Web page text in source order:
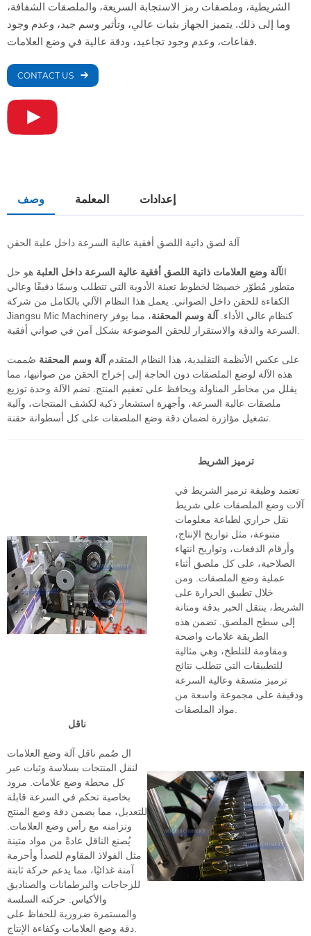
الشريطية، وملصقات رمز الاستجابة السريعة، والملصقات الشفافة،
وما إلى ذلك. يتميز الجهاز بثبات عالي، وتأثير وسم جيد، وعدم وجود
فقاعات، وعدم وجود تجاعيد، ودقة عالية في وضع العلامات.
CONTACT US
وصف المعلمة إعدادات
آلة لصق ذاتية اللصق أفقية عالية السرعة داخل علبة الحقن
الآلة وضع العلامات ذاتية اللصق أفقية عالية السرعة داخل العلبة هو حل
متطور مُطوّر خصيصًا لخطوط تعبئة الأدوية التي تتطلب وسمًا دقيقًا وعالي
الكفاءة للحقن داخل الصواني. يعمل هذا النظام الآلي بالكامل من شركة
Jiangsu Mic Machinery كنظام عالي الأداء.
آلة وسم المحقنة، مما يوفر
على عكس الأنظمة التقليدية، هذا النظام المتقدم آلة وسم المحقنة صُممت
هذه الآلة لوضع الملصقات دون الحاجة إلى إخراج الحقن من صوانيها، مما
يقلل من مخاطر المناولة ويحافظ على تعقيم المنتج. تضم الآلة وحدة توزيع
ملصقات عالية السرعة، وأجهزة استشعار ذكية لكشف المنتجات، وآلية
ترميز الشريط
تعتمد وظيفة ترميز الشريط في
آلات وضع الملصقات على شريط
نقل حراري لطباعة معلومات
متنوعة، مثل تواريخ الإنتاج،
وأرقام الدفعات، وتواريخ انتهاء
الصلاحية، على كل ملصق أثناء
عملية وضع الملصقات. ومن
خلال تطبيق الحرارة على
الشريط، ينتقل الحبر بدقة ومتانة
إلى سطح الملصق. تضمن هذه
الطريقة علامات واضحة
ومقاومة للتلطخ، وهي مثالية
للتطبيقات التي تتطلب نتائج
ترميز متسقة وعالية السرعة
ودقيقة على مجموعة واسعة من
ناقل
ال صُمم ناقل آلة وضع العلامات
لنقل المنتجات بسلاسة وثبات عبر
كل محطة وضع علامات. مزود
بخاصية تحكم في السرعة قابلة
للتعديل، مما يضمن دقة وضع المنتج
وتزامنه مع رأس وضع العلامات.
يُصنع الناقل عادةً من مواد متينة
مثل الفولاذ المقاوم للصدأ وأحزمة
آمنة غذائيًا، مما يدعم حركة ثابتة
للزجاجات والبرطمانات والصناديق
والأكياس. حركته السلسة
والمستمرة ضرورية للحفاظ على